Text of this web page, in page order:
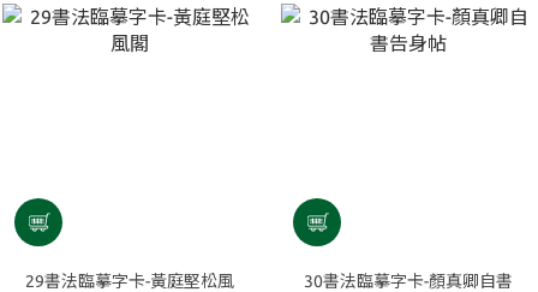
29書法臨摹字卡-黃庭堅松風
30書法臨摹字卡-顏真卿自書